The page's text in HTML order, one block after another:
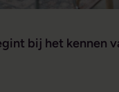
bij het kennen